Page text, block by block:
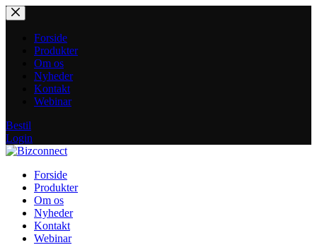
Fortsæt
til
indholdForside
Produkter
Om os
Nyheder
Kontakt
Webinar
Bestil
Login
Forside
Produkter
Om os
Nyheder
Kontakt
Webinar